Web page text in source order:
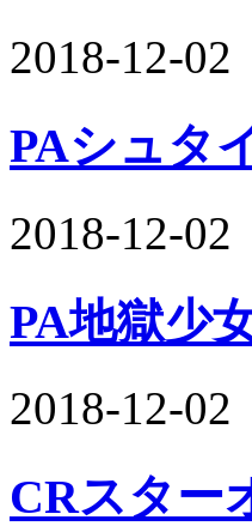
2018-12-
PAシュタ
2018-12-
PA地獄少
2018-12-
CRスター